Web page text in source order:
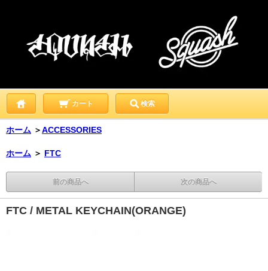
カート 検索
ホーム ＞ACCESSORIES
ホーム ＞ FTC
前の商品へ 次の商品へ
FTC / METAL KEYCHAIN(ORANGE)